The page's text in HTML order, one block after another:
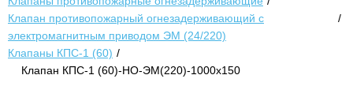
Клапан противопожарный огнезадерживающий с
электромагнитным приводом ЭМ (24/220)
Клапаны КПС-1 (60)
Клапан КПС-1 (60)-НО-ЭМ(220)-1000х150